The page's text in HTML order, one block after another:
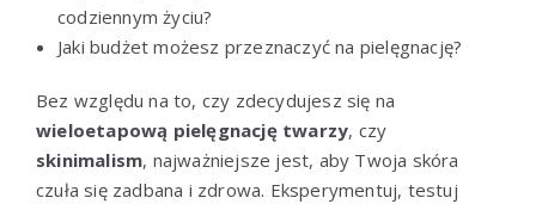
codziennym życiu?
Jaki budżet możesz przeznaczyć na pielęgnację?
Bez względu na to, czy zdecydujesz się na
wieloetapową pielęgnację twarzy, czy
skinimalism, najważniejsze jest, aby Twoja skóra
czuła się zadbana i zdrowa. Eksperymentuj, testuj